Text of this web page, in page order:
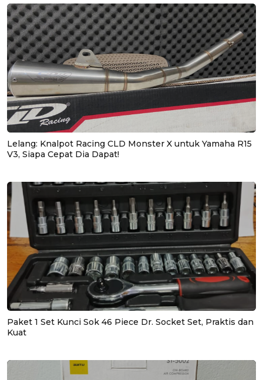
Lelang: Knalpot Racing CLD Monster X untuk Yamaha R15
V3, Siapa Cepat Dia Dapat!
Paket 1 Set Kunci Sok 46 Piece Dr. Socket Set, Praktis dan
Kuat